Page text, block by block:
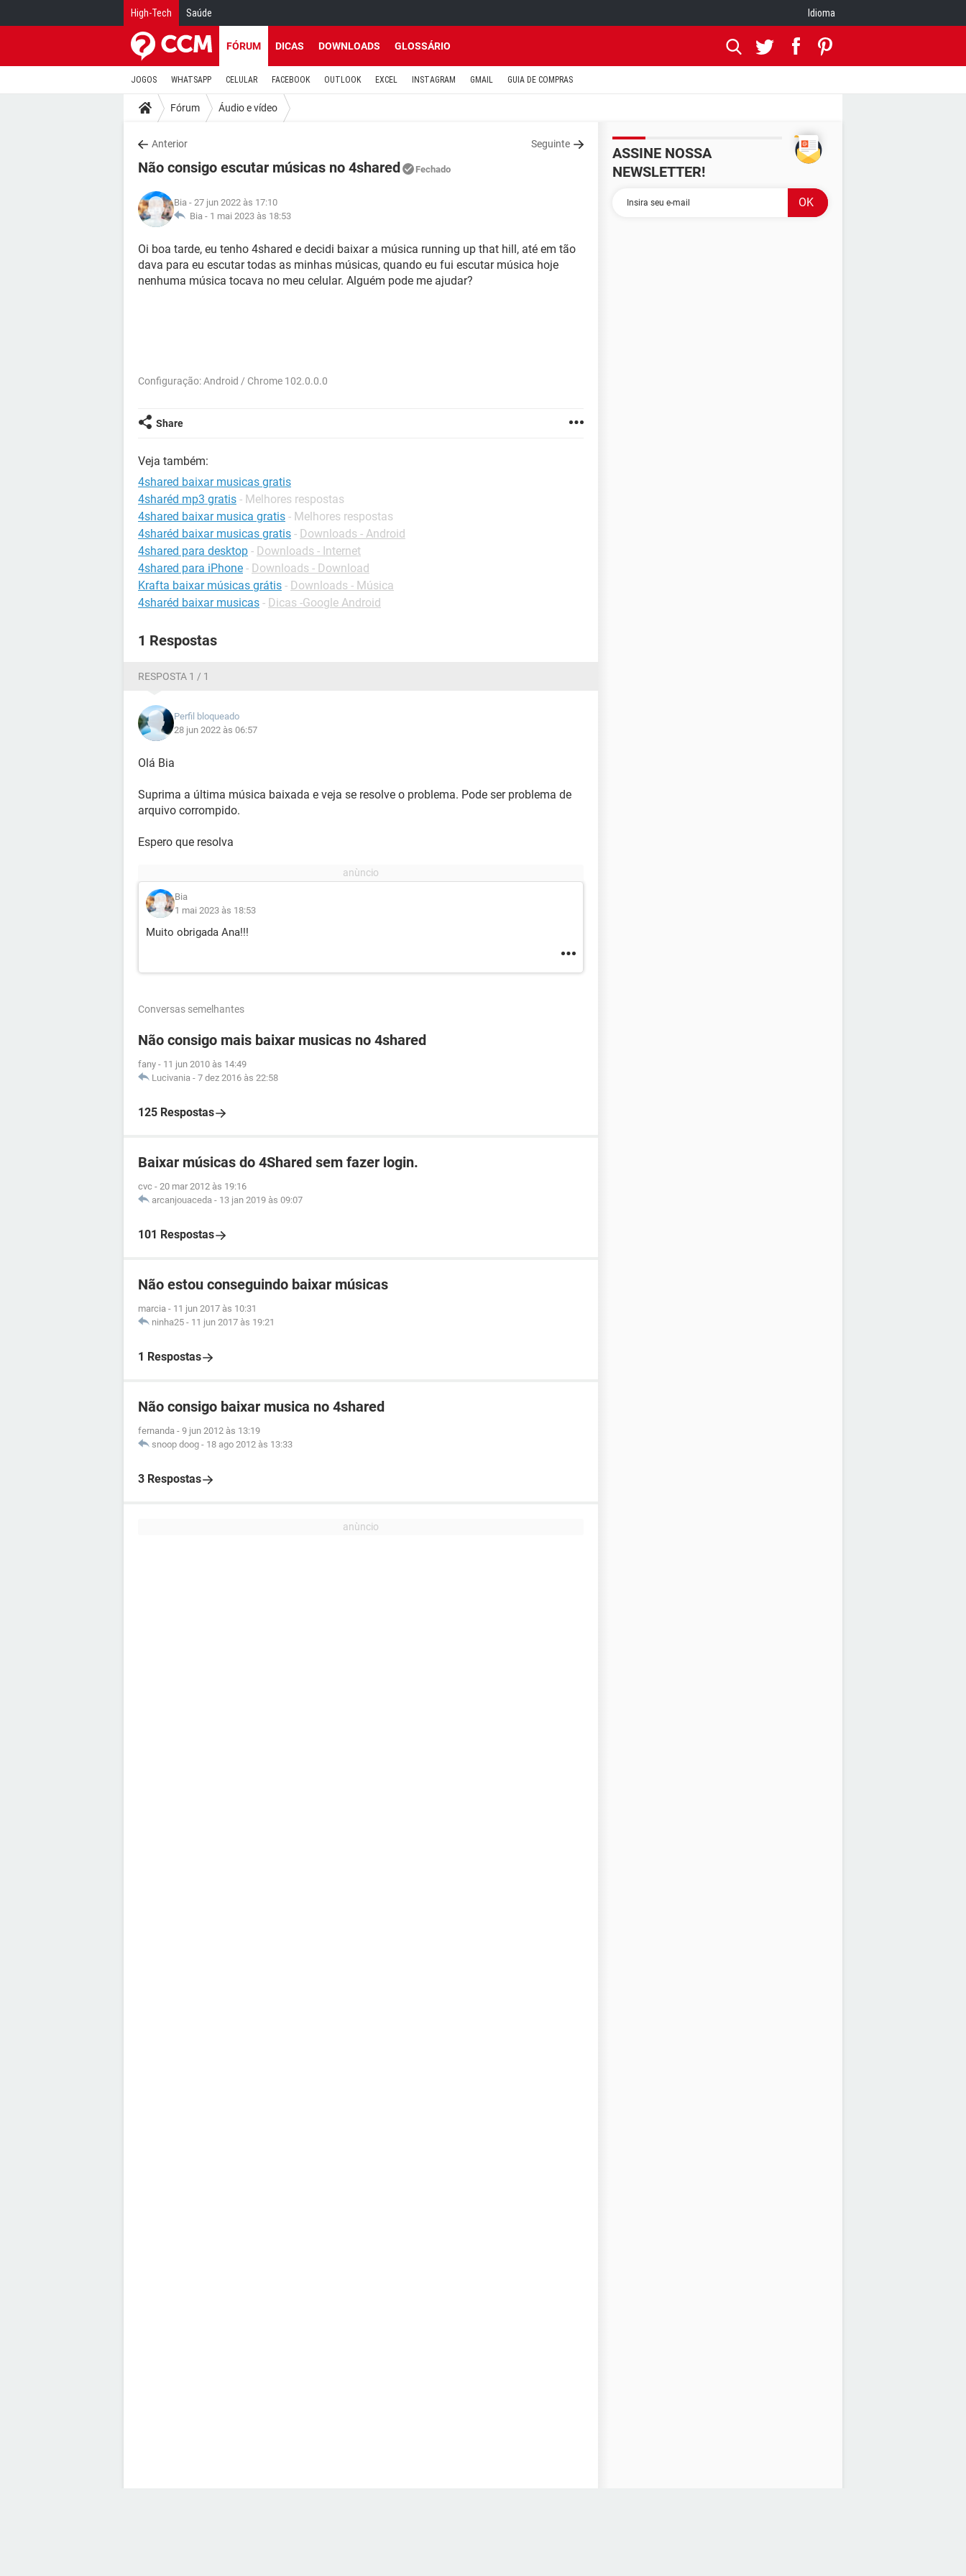
High-Tech Saúde Idioma
FÓRUM DICAS DOWNLOADS GLOSSÁRIO
JOGOS WHATSAPP CELULAR FACEBOOK OUTLOOK EXCEL INSTAGRAM GMAIL GUIA DE COMPRAS
Fórum Áudio e vídeo
Anterior Seguinte
Não consigo escutar músicas no 4shared Fechado
Bia - 27 jun 2022 às 17:10
Bia - 1 mai 2023 às 18:53
Oi boa tarde, eu tenho 4shared e decidi baixar a música running up that hill, até em tão
dava para eu escutar todas as minhas músicas, quando eu fui escutar música hoje
nenhuma música tocava no meu celular. Alguém pode me ajudar?
Configuração: Android / Chrome 102.0.0.0
Share
Veja também:
4shared baixar musicas gratis
4sharéd mp3 gratis - Melhores respostas
4shared baixar musica gratis - Melhores respostas
4sharéd baixar musicas gratis - Downloads - Android
4shared para desktop - Downloads - Internet
4shared para iPhone - Downloads - Download
Krafta baixar músicas grátis - Downloads - Música
4sharéd baixar musicas - Dicas -Google Android
1 Respostas
RESPOSTA 1 / 1
Perfil bloqueado
28 jun 2022 às 06:57
Olá Bia
Suprima a última música baixada e veja se resolve o problema. Pode ser problema de
arquivo corrompido.
Espero que resolva
Bia
1 mai 2023 às 18:53
Muito obrigada Ana!!!
Conversas semelhantes
Não consigo mais baixar musicas no 4shared
fany - 11 jun 2010 às 14:49
Lucivania - 7 dez 2016 às 22:58
125 Respostas
Baixar músicas do 4Shared sem fazer login.
cvc - 20 mar 2012 às 19:16
arcanjouaceda - 13 jan 2019 às 09:07
101 Respostas
Não estou conseguindo baixar músicas
marcia - 11 jun 2017 às 10:31
ninha25 - 11 jun 2017 às 19:21
1 Respostas
Não consigo baixar musica no 4shared
fernanda - 9 jun 2012 às 13:19
snoop doog - 18 ago 2012 às 13:33
3 Respostas
ASSINE NOSSA
NEWSLETTER!